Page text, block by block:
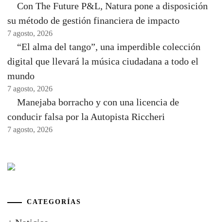
Con The Future P&L, Natura pone a disposición
su método de gestión financiera de impacto
7 agosto, 2026
“El alma del tango”, una imperdible colección
digital que llevará la música ciudadana a todo el
mundo
7 agosto, 2026
Manejaba borracho y con una licencia de
conducir falsa por la Autopista Riccheri
7 agosto, 2026
CATEGORÍAS